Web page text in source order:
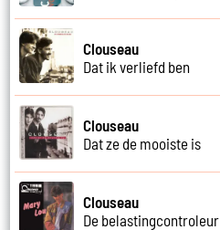
Clouseau
Dat ik verliefd ben
Clouseau
Dat ze de mooiste is
Clouseau
De belastingcontroleur